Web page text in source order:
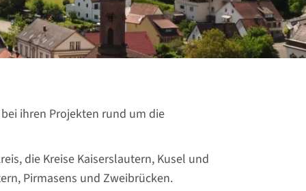
ihren Projekten rund um die
die Kreise Kaiserslautern, Kusel und
Pirmasens und Zweibrücken.